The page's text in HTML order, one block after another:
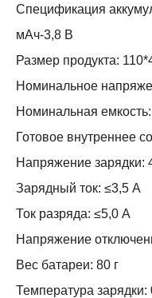
Спецификация
мАч-3,8 В
Размер продукта:
Номинальное
Номинальная
Готовое внутреннее
Напряжение зарядки:
Зарядный ток: ≤3,5 А
Ток разряда: ≤5,0 А
Напряжение
Вес батареи: 80 г
Температура